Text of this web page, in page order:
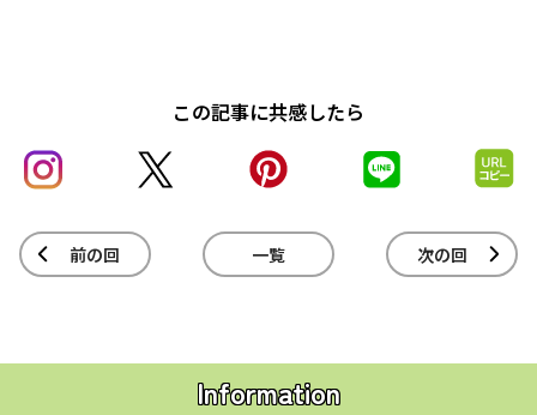
この記事に共感したら
前の回 一覧 次の回
Information